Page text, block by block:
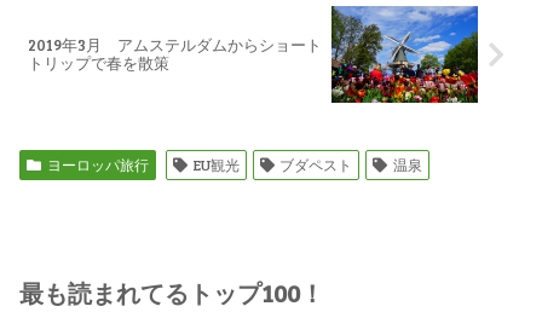
2019年3月 アムステルダムからショート
トリップで春を散策
ヨーロッパ旅行 EU観光 ブダペスト 温泉
最も読まれてるトップ100！